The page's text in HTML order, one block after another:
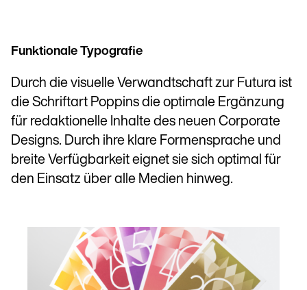
Funktionale Typografie
Durch die visuelle Verwandtschaft zur Futura ist
die Schriftart Poppins die optimale Ergänzung
für redaktionelle Inhalte des neuen Corporate
Designs. Durch ihre klare Formen­sprache und
breite Verfügbarkeit eignet sie sich optimal für
den Einsatz über alle Medien hinweg.